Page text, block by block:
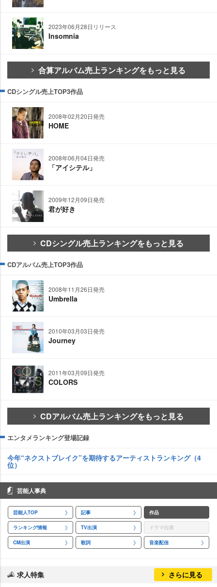
2023年06月28日リリース
Insomnia
合算アルバム売上ランキングをもっと見る
CDシングル売上TOP3作品
2008年02月20日発売
HOME
2008年06月04日発売
「アイシテル」
2009年12月09日発売
君が好き
CDシングル売上ランキングをもっと見る
CDアルバム売上TOP3作品
2008年11月26日発売
Umbrella
2010年03月03日発売
Journey
2011年03月09日発売
COLORS
CDアルバム売上ランキングをもっと見る
エンタメランキング登場記録
今年“ネクストブレイク”を期待するアーティストランキング（4
位）
芸能人事典
芸能人TOP 記事 作品
ランキング情報 TV出演 ドラマ出演
CM出演 歌詞 音楽配信
求人特集 さらに見る